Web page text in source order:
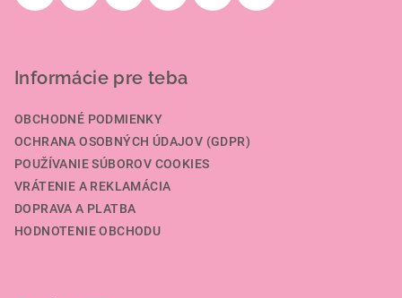
Informácie pre teba
OBCHODNÉ PODMIENKY
OCHRANA OSOBNÝCH ÚDAJOV (GDPR)
POUŽÍVANIE SÚBOROV COOKIES
VRÁTENIE A REKLAMÁCIA
DOPRAVA A PLATBA
HODNOTENIE OBCHODU